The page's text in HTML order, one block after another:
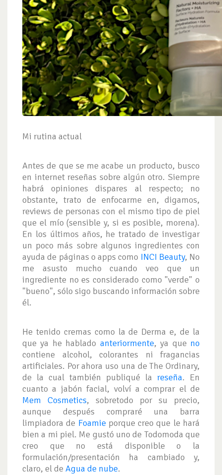
Mi rutina actual
Antes de que se me acabe un producto, busco
en internet reseñas sobre algún otro. Siempre
habrá opiniones dispares al respecto; no
obstante, trato de enfocarme en, digamos,
reviews de personas con el mismo tipo de piel
que el mío (sensible y, si es posible, morena).
En los últimos años, he tratado de investigar
un poco más sobre algunos ingredientes con
ayuda de páginas o apps como INCI Beauty, No
me asusto mucho cuando veo que un
ingrediente no es considerado como "verde" o
"bueno", sólo sigo buscando información sobre
él.
He tenido cremas como la de Derma e, de la
que ya he hablado anteriormente, ya que no
contiene alcohol, colorantes ni fragancias
artificiales. Por ahora uso una de The Ordinary,
de la cual también publiqué la reseña. En
cuanto a jabón facial, volví a comprar el de
Mem Cosmetics, sobretodo por su precio,
aunque después compraré una barra
limpiadora de Foamie porque creo que le hará
bien a mi piel. Me gustó uno de Todomoda que
creo que no está disponible o la
formulación/presentación ha cambiado y,
claro, el de Agua de nube.